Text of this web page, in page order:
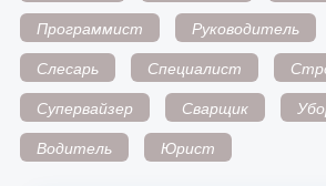
Программист
Руководитель
Слесарь
Специалист
Супервайзер
Сварщик
Водитель
Юрист